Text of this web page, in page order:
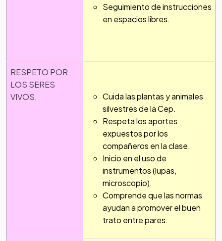
Seguimiento de instrucciones
en espacios libres.
RESPETO POR
LOS SERES
VIVOS.
Cuida las plantas y animales
silvestres de la Cep.
Respeta los aportes
expuestos por los
compañeros en la clase.
Inicio en el uso de
instrumentos (lupas,
microscopio).
Comprende que las normas
ayudan a promover el buen
trato entre pares.